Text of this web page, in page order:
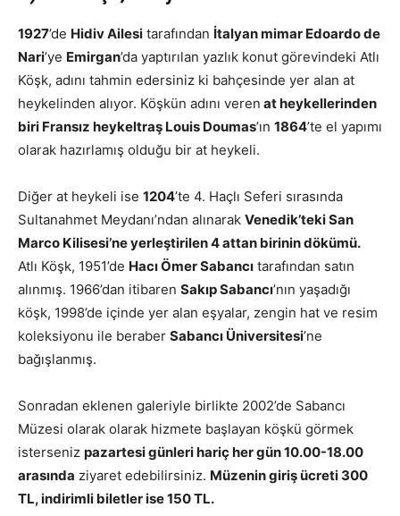
1927’de Hidiv Ailesi tarafından İtalyan mimar Edoardo de
Nari’ye Emirgan’da yaptırılan yazlık konut görevindeki Atlı
Köşk, adını tahmin edersiniz ki bahçesinde yer alan at
heykelinden alıyor. Köşkün adını veren at heykellerinden
biri Fransız heykeltraş Louis Doumas’ın 1864’te el yapımı
olarak hazırlamış olduğu bir at heykeli.
Diğer at heykeli ise 1204’te 4. Haçlı Seferi sırasında
Sultanahmet Meydanı’ndan alınarak Venedik’teki San
Marco Kilisesi’ne yerleştirilen 4 attan birinin dökümü.
Atlı Köşk, 1951’de Hacı Ömer Sabancı tarafından satın
alınmış. 1966’dan itibaren Sakıp Sabancı’nın yaşadığı
köşk, 1998’de içinde yer alan eşyalar, zengin hat ve resim
koleksiyonu ile beraber Sabancı Üniversitesi’ne
bağışlanmış.
Sonradan eklenen galeriyle birlikte 2002’de Sabancı
Müzesi olarak olarak hizmete başlayan köşkü görmek
isterseniz pazartesi günleri hariç her gün 10.00-18.00
arasında ziyaret edebilirsiniz. Müzenin giriş ücreti 300
TL, indirimli biletler ise 150 TL.